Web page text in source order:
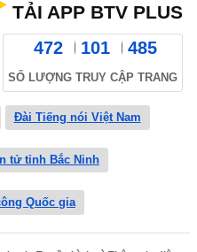
TẢI APP BTV PLUS
472 101 485
SỐ LƯỢNG TRUY CẬP TRANG
Đài Tiếng nói Việt Nam
tử tỉnh Bắc Ninh
Quốc gia